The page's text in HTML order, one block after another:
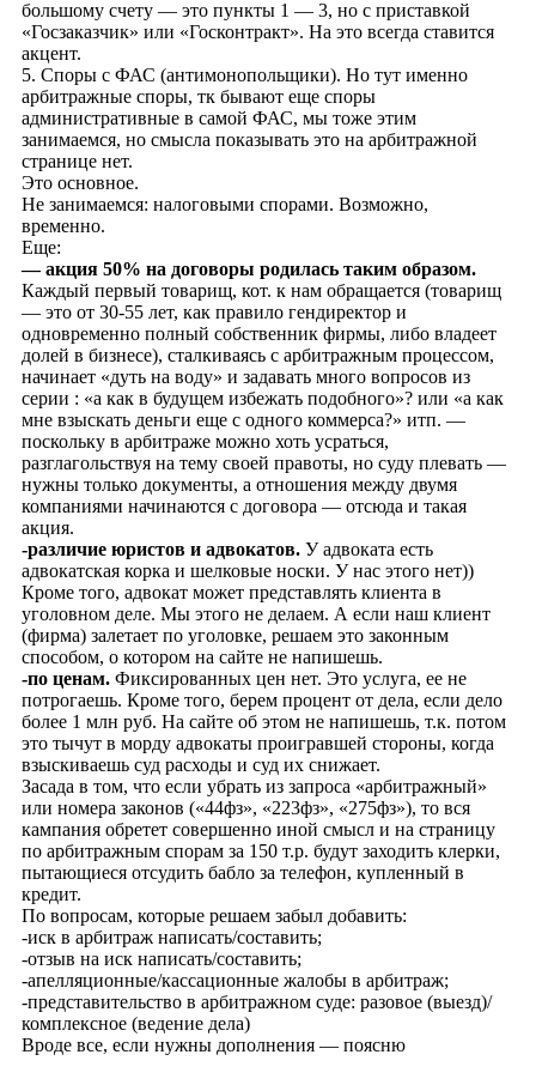
большому счету — это пункты 1 — 3, но с приставкой
«Госзаказчик» или «Госконтракт». На это всегда ставится
акцент.
5. Споры с ФАС (антимонопольщики). Но тут именно
арбитражные споры, тк бывают еще споры
административные в самой ФАС, мы тоже этим
занимаемся, но смысла показывать это на арбитражной
странице нет.
Это основное.
Не занимаемся: налоговыми спорами. Возможно,
временно.
Еще:
— акция 50% на договоры родилась таким образом.
Каждый первый товарищ, кот. к нам обращается (товарищ
— это от 30-55 лет, как правило гендиректор и
одновременно полный собственник фирмы, либо владеет
долей в бизнесе), сталкиваясь с арбитражным процессом,
начинает «дуть на воду» и задавать много вопросов из
серии : «а как в будущем избежать подобного»? или «а как
мне взыскать деньги еще с одного коммерса?» итп. —
поскольку в арбитраже можно хоть усраться,
разглагольствуя на тему своей правоты, но суду плевать —
нужны только документы, а отношения между двумя
компаниями начинаются с договора — отсюда и такая
акция.
-различие юристов и адвокатов. У адвоката есть
адвокатская корка и шелковые носки. У нас этого нет))
Кроме того, адвокат может представлять клиента в
уголовном деле. Мы этого не делаем. А если наш клиент
(фирма) залетает по уголовке, решаем это законным
способом, о котором на сайте не напишешь.
-по ценам. Фиксированных цен нет. Это услуга, ее не
потрогаешь. Кроме того, берем процент от дела, если дело
более 1 млн руб. На сайте об этом не напишешь, т.к. потом
это тычут в морду адвокаты проигравшей стороны, когда
взыскиваешь суд расходы и суд их снижает.
Засада в том, что если убрать из запроса «арбитражный»
или номера законов («44фз», «223фз», «275фз»), то вся
кампания обретет совершенно иной смысл и на страницу
по арбитражным спорам за 150 т.р. будут заходить клерки,
пытающиеся отсудить бабло за телефон, купленный в
кредит.
По вопросам, которые решаем забыл добавить:
-иск в арбитраж написать/составить;
-отзыв на иск написать/составить;
-апелляционные/кассационные жалобы в арбитраж;
-представительство в арбитражном суде: разовое (выезд)/
комплексное (ведение дела)
Вроде все, если нужны дополнения — поясню